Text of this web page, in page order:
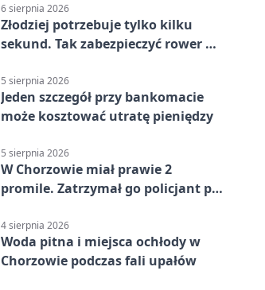
6 sierpnia 2026
Złodziej potrzebuje tylko kilku
sekund. Tak zabezpieczyć rower w
5 sierpnia 2026
Jeden szczegół przy bankomacie
może kosztować utratę pieniędzy
5 sierpnia 2026
W Chorzowie miał prawie 2
promile. Zatrzymał go policjant po
4 sierpnia 2026
Woda pitna i miejsca ochłody w
Chorzowie podczas fali upałów